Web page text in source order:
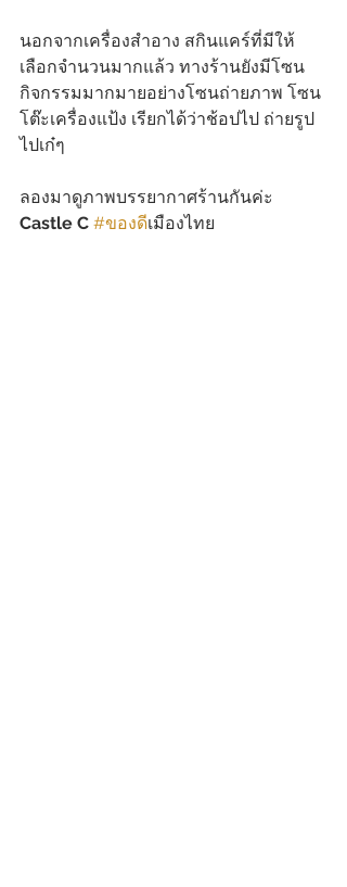
นอกจากเครื่องสำอาง สกินแคร์ที่มีให้
เลือกจำนวนมากแล้ว ทางร้านยังมีโซน
กิจกรรมมากมายอย่างโซนถ่ายภาพ โซน
โต๊ะเครื่องแป้ง เรียกได้ว่าช้อปไป ถ่ายรูป
ไปเก๋ๆ
ลองมาดูภาพบรรยากาศร้านกันค่ะ
Castle C #ของดีเมืองไทย